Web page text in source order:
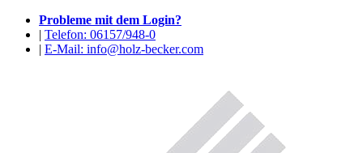
Probleme mit dem Login?
| Telefon: 06157/948-0
| E-Mail: info@holz-becker.com